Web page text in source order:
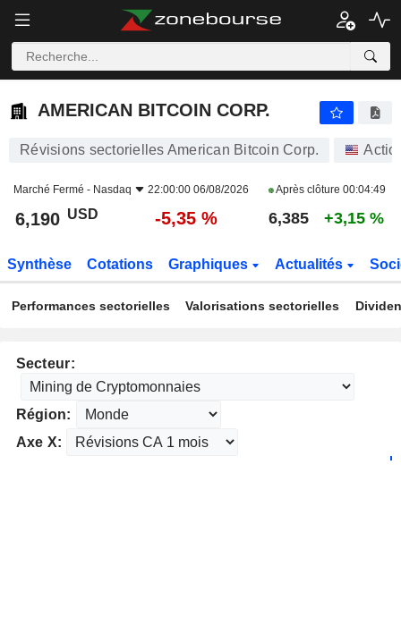
AMERICAN BITCOIN CORP.
AMERICAN BITCOIN CORP.
Révisions sectorielles American Bitcoin Corp.
Marché Fermé - Nasdaq 22:00:00 06/08/2026 Après clôture 00:04:49
6,190 USD -5,35 % 6,385 +3,15 %
Synthèse Cotations Graphiques Actualités
Performances sectorielles Valorisations sectorielles
Secteur:
Région:
Axe X: